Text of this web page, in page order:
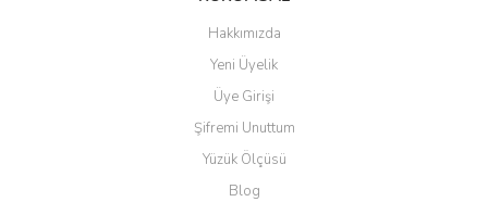
Hakkımızda
Yeni Üyelik
Üye Girişi
Şifremi Unuttum
Yüzük Ölçüsü
Blog